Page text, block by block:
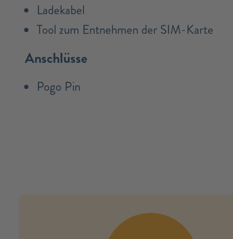
Ladekabel
Tool zum Entnehmen der SIM-Karte
Anschlüsse
Pogo Pin